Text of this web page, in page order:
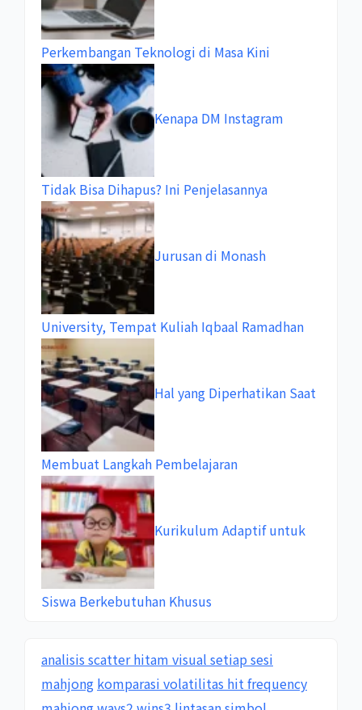
Perkembangan Teknologi di Masa Kini
Kenapa DM Instagram
Tidak Bisa Dihapus? Ini Penjelasannya
Jurusan di Monash
University, Tempat Kuliah Iqbaal Ramadhan
Hal yang Diperhatikan Saat
Membuat Langkah Pembelajaran
Kurikulum Adaptif untuk
Siswa Berkebutuhan Khusus
analisis scatter hitam visual setiap sesi
mahjong komparasi volatilitas hit frequency